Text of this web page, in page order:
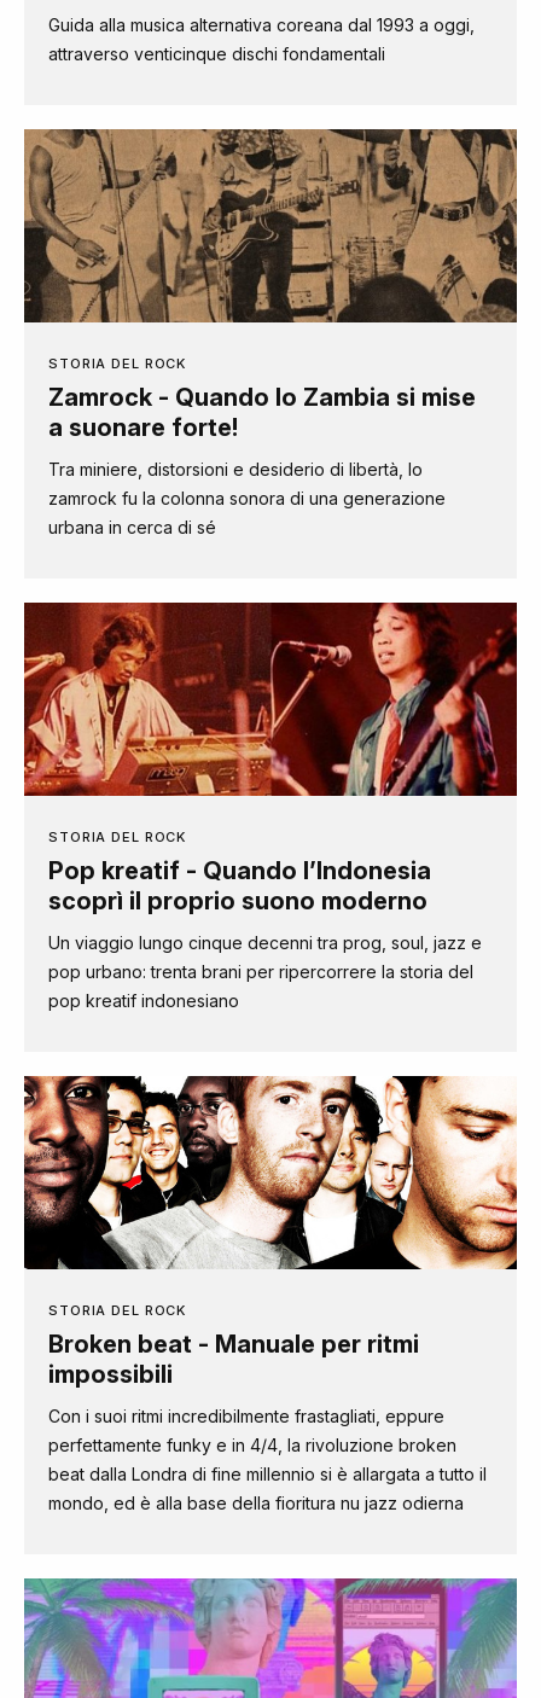
Guida alla musica alternativa coreana dal 1993 a oggi,
attraverso venticinque dischi fondamentali
STORIA DEL ROCK
Zamrock - Quando lo Zambia si mise
a suonare forte!
Tra miniere, distorsioni e desiderio di libertà, lo
zamrock fu la colonna sonora di una generazione
urbana in cerca di sé
STORIA DEL ROCK
Pop kreatif - Quando l’Indonesia
scoprì il proprio suono moderno
Un viaggio lungo cinque decenni tra prog, soul, jazz e
pop urbano: trenta brani per ripercorrere la storia del
pop kreatif indonesiano
STORIA DEL ROCK
Broken beat - Manuale per ritmi
impossibili
Con i suoi ritmi incredibilmente frastagliati, eppure
perfettamente funky e in 4/4, la rivoluzione broken
beat dalla Londra di fine millennio si è allargata a tutto il
mondo, ed è alla base della fioritura nu jazz odierna